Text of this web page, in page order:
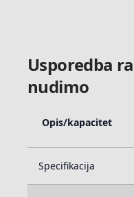
Usporedba
nudimo
Opis/kapacitet
Specifikacija